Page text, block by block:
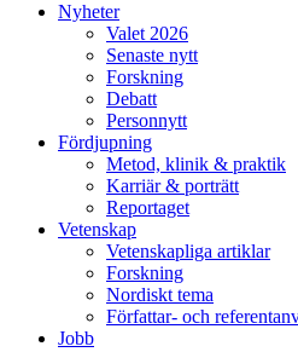
Nyheter
Valet 2026
Senaste nytt
Forskning
Debatt
Personnytt
Fördjupning
Metod, klinik & praktik
Karriär & porträtt
Reportaget
Vetenskap
Vetenskapliga artiklar
Forskning
Nordiskt tema
Författar- och
Jobb